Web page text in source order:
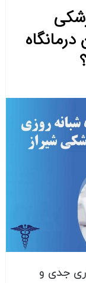
جدی و